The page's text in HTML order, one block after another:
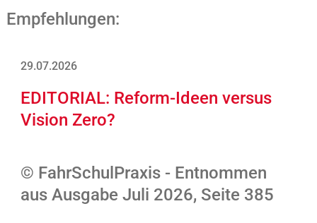
Empfehlungen:
29.07.2026
EDITORIAL: Reform-Ideen versus
Vision Zero?
© FahrSchulPraxis - Entnommen
aus Ausgabe Juli 2026, Seite 385